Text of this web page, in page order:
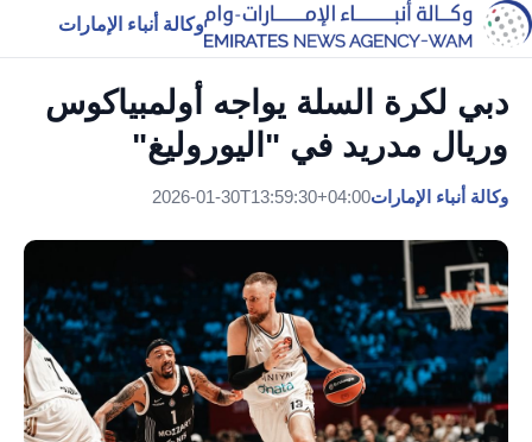
وكالة أنباء الإمارات
دبي لكرة السلة يواجه أولمبياكوس
وريال مدريد في "اليوروليغ"
وكالة أنباء الإمارات2026-01-30T13:59:30+04:00